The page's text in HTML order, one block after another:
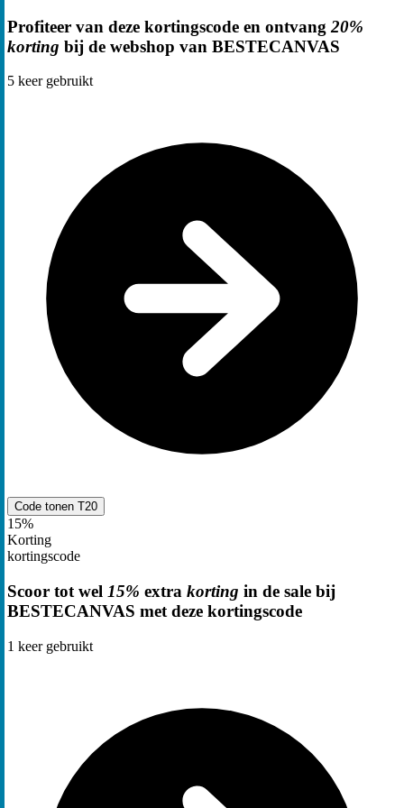
Profiteer van deze kortingscode en ontvang 20%
korting bij de webshop van BESTECANVAS
5 keer gebruikt
Code tonen T20
15%
Korting
kortingscode
Scoor tot wel 15% extra korting in de sale bij
BESTECANVAS met deze kortingscode
1 keer gebruikt